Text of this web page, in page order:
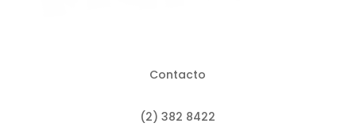
Contacto
(2) 382 8422